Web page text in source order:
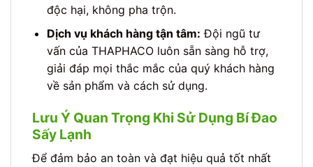
độc hại, không pha trộn.
Dịch vụ khách hàng tận tâm: Đội ngũ tư
vấn của THAPHACO luôn sẵn sàng hỗ trợ,
giải đáp mọi thắc mắc của quý khách hàng
về sản phẩm và cách sử dụng.
Lưu Ý Quan Trọng Khi Sử Dụng Bí Đao
Sấy Lạnh
Để đảm bảo an toàn và đạt hiệu quả tốt nhất